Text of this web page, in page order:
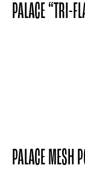
PALACE “TRI-
PALACE “SOME